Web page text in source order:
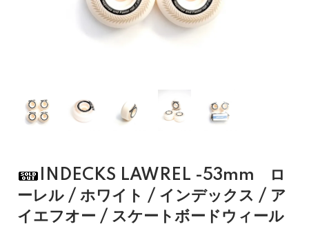
INDECKS LAWREL -53mm ロ
ーレル / ホワイト / インデックス / ア
イエフオー / スケートボードウィール